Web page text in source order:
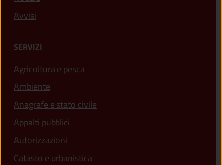
Avvisi
SERVIZI
Agricoltura e pesca
Ambiente
Anagrafe e stato civile
Appalti pubblici
Autorizzazioni
Catasto e urbanistica